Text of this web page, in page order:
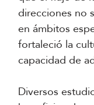
direcciones no
en ámbitos
fortaleció la
capacidad de
Diversos